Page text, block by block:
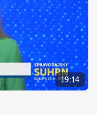
19:14